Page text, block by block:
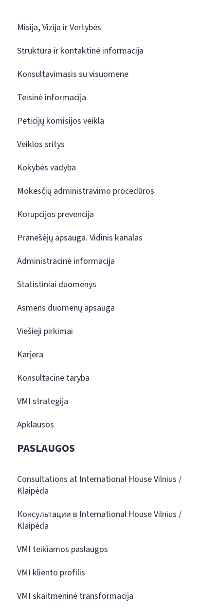
Misija, Vizija ir Vertybės
Struktūra ir kontaktinė informacija
Konsultavimasis su visuomene
Teisinė informacija
Peticijų komisijos veikla
Veiklos sritys
Kokybės vadyba
Mokesčių administravimo procedūros
Korupcijos prevencija
Pranešėjų apsauga. Vidinis kanalas
Administracinė informacija
Statistiniai duomenys
Asmens duomenų apsauga
Viešieji pirkimai
Karjera
Konsultacinė taryba
VMI strategija
Apklausos
PASLAUGOS
Consultations at International House Vilnius /
Klaipėda
Консультации в International House Vilnius /
Klaipėda
VMI teikiamos paslaugos
VMI kliento profilis
VMI skaitmeninė transformacija